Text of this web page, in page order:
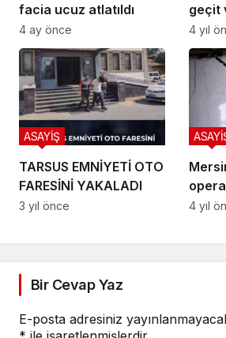
facia ucuz atlatıldı
4 ay önce
geçit
4 yıl
TARSUS EMNİYETİ OTO
FARESİNİ YAKALADI
ASAYİŞ
3 yıl önce 4 yıl
Bir Cevap Yaz
E-posta adresiniz